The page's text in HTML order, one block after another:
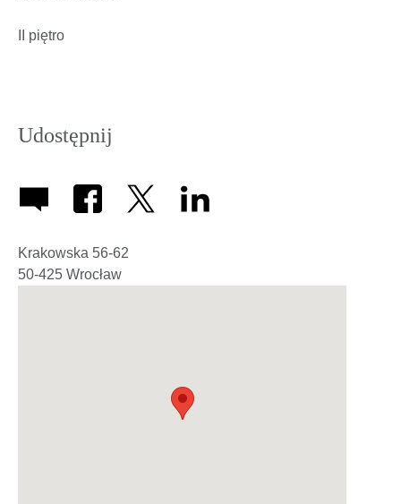
II piętro
Udostępnij
Krakowska 56-62
50-425 Wrocław